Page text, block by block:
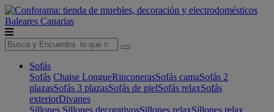
Baleares Canarias
Sofás
Sofás Chaise LongueRinconerasSofás camaSofás 2
plazasSofás 3 plazasSofás de pielSofás relaxSofás
exteriorDivanes
Sillones Sillones decorativosSillones relaxSillones relax